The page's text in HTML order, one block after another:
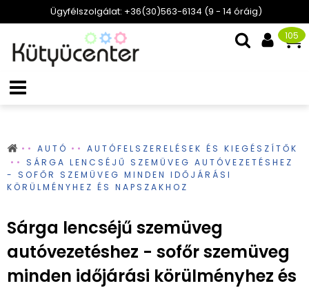
Ügyfélszolgálat: +36(30)563-6134 (9 - 14 óráig)
105
AUTÓ
AUTÓFELSZERELÉSEK ÉS KIEGÉSZÍTŐK
SÁRGA LENCSÉJŰ SZEMÜVEG AUTÓVEZETÉSHEZ
- SOFŐR SZEMÜVEG MINDEN IDŐJÁRÁSI
KÖRÜLMÉNYHEZ ÉS NAPSZAKHOZ
Sárga lencséjű szemüveg
autóvezetéshez - sofőr szemüveg
minden időjárási körülményhez és